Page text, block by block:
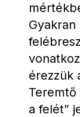
érezzük
Teremtő
a felét”